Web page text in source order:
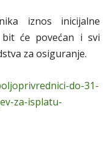
iznos inicijalne
će povećan i svi
za osiguranje.
do-31-
za-isplatu-